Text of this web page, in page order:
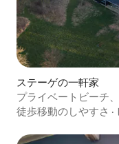
ステーゲの一軒家
プライベートビーチ
徒歩移動のしやすさ ·